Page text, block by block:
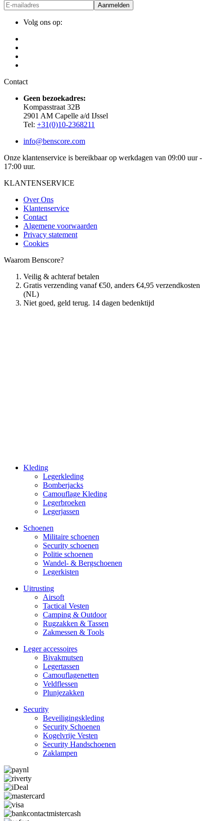
Aanmelden
Volg ons op:
Contact
Geen bezoekadres:
Kompasstraat 32B
2901 AM Capelle a/d IJssel
Tel: +31(0)10-2368211
info@benscore.com
Onze klantenservice is bereikbaar op werkdagen van 09:00 uur -
17:00 uur.
KLANTENSERVICE
Over Ons
Klantenservice
Contact
Algemene voorwaarden
Privacy statement
Cookies
Waarom Benscore?
Veilig & achteraf betalen
Gratis verzending vanaf €50, anders €4,95 verzendkosten
(NL)
Niet goed, geld terug. 14 dagen bedenktijd
Kleding
Legerkleding
Bomberjacks
Camouflage Kleding
Legerbroeken
Legerjassen
Schoenen
Militaire schoe­nen
Security schoenen
Politie schoenen
Wandel- & Berg­­schoenen
Legerkisten
Uitrusting
Airsoft
Tactical Ves­ten
Camping & Outdoor
Rugzakken & Tassen
Zakmessen & Tools
Leger accessoires
Bivakmutsen
Legertassen
Camouflage­­netten
Veldflessen
Plunjezakken
Security
Beveiligings­­kleding
Security Schoenen
Kogelvrije Vesten
Security Hand­­schoenen
Zaklampen